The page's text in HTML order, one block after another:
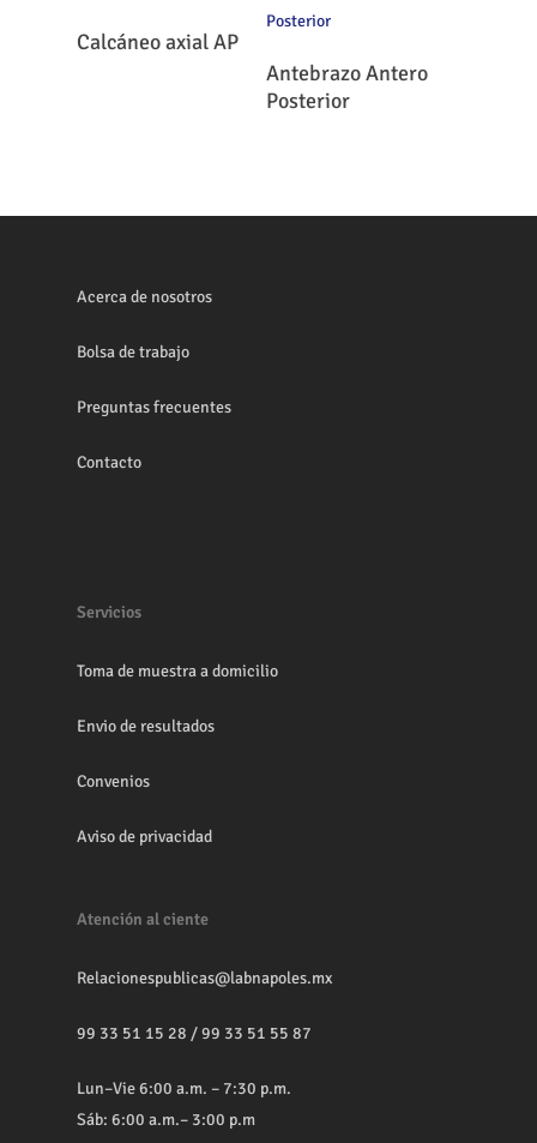
Leer Más
Calcáneo axial AP
Leer Más
Antebrazo Antero
Posterior
Acerca de nosotros
Bolsa de trabajo
Preguntas frecuentes
Contacto
Servicios
Toma de muestra a domicilio
Envio de resultados
Convenios
Aviso de privacidad
Atención al ciente
Relacionespublicas@labnapoles.mx
99 33 51 15 28 /99 33 51 55 87
Lun–Vie 6:00 a.m. – 7:30 p.m.
Sáb: 6:00 a.m.– 3:00 p.m